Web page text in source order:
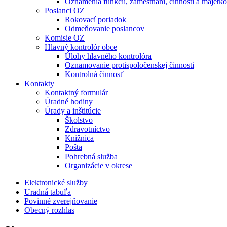
Poslanci OZ
Rokovací poriadok
Odmeňovanie poslancov
Komisie OZ
Hlavný kontrolór obce
Úlohy hlavného kontrolóra
Oznamovanie protispoločenskej činnosti
Kontrolná činnosť
Kontakty
Kontaktný formulár
Úradné hodiny
Úrady a inštitúcie
Školstvo
Zdravotníctvo
Knižnica
Pošta
Pohrebná služba
Organizácie v okrese
Elektronické služby
Uradná tabuľa
Povinné zverejňovanie
Obecný rozhlas